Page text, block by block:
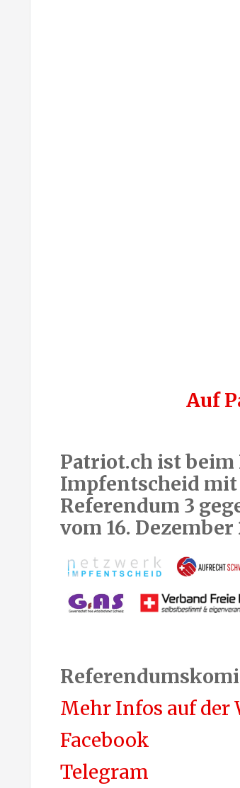
Auf
Patriot.ch ist
Impfentscheid
Referendum 3
vom 16. Dezember
Mehr Infos auf der
Facebook
Telegram